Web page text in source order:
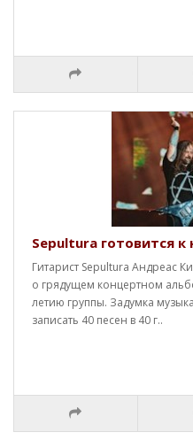
Sepultura готовится
Гитарист Sepultura Андреас
о грядущем концертном
летию группы. Задумка
записать 40 песен в 40 г..